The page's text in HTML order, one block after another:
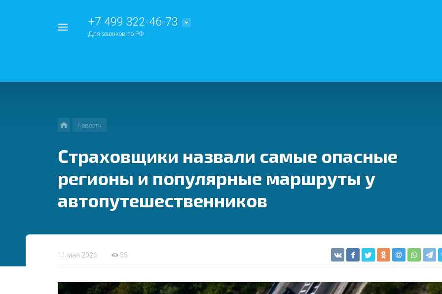
+7 499 322-46-73
Для звонков по РФ
Новости
Страховщики назвали самые опасные
регионы и популярные маршруты у
автопутешественников
11 мая 2026 55